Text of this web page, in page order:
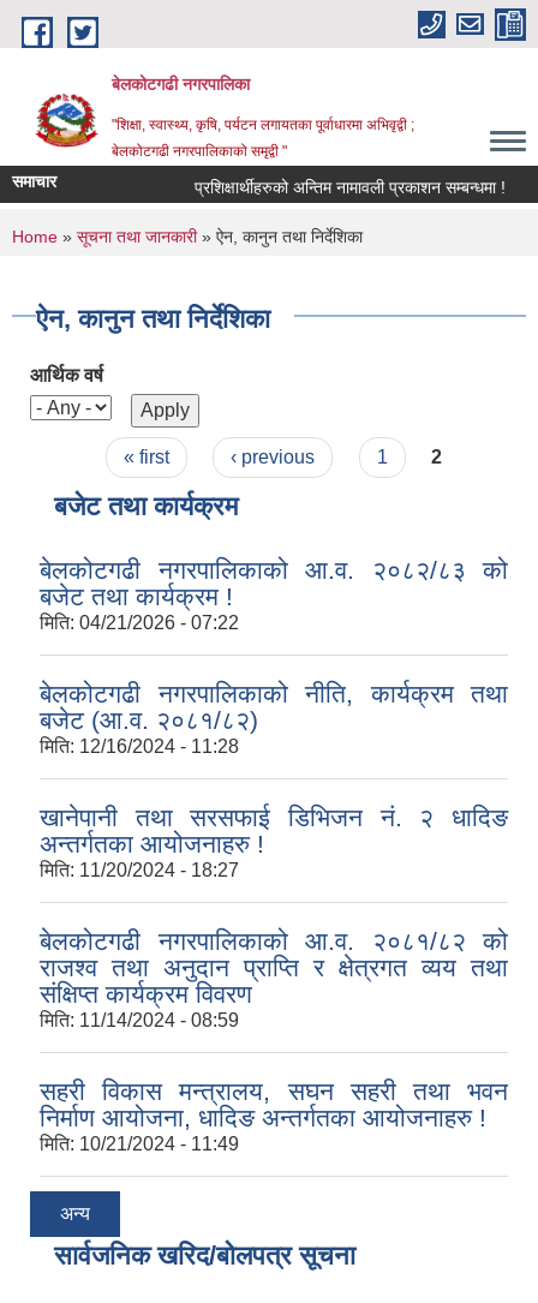
Skip to main content
बेलकोटगढी नगरपालिका
"शिक्षा, स्वास्थ्य, कृषि, पर्यटन लगायतका पूर्वाधारमा अभिवृद्वी ;
बेलकोटगढी नगरपालिकाको समृद्वी "
समाचार प्रशिक्षार्थीहरुको अन्तिम नामावली प्रकाशन सम्बन्धमा !
You are here
Home » सूचना तथा जानकारी» ऐन, कानुन तथा निर्देशिका
ऐन, कानुन तथा निर्देशिका
आर्थिक वर्ष
Pages« first ‹ previous 1 2
बजेट तथा कार्यक्रम
बेलकोटगढी नगरपालिकाको आ.व. २०८२/८३ को
बजेट तथा कार्यक्रम !
मिति: 04/21/2026 - 07:22
बेलकोटगढी नगरपालिकाको नीति, कार्यक्रम तथा
बजेट (आ.व. २०८१/८२)
मिति: 12/16/2024 - 11:28
खानेपानी तथा सरसफाई डिभिजन नं. २ धादिङ
अन्तर्गतका आयोजनाहरु !
मिति: 11/20/2024 - 18:27
बेलकोटगढी नगरपालिकाको आ.व. २०८१/८२ को
राजश्व तथा अनुदान प्राप्ति र क्षेत्रगत व्यय तथा
संक्षिप्त कार्यक्रम विवरण
मिति: 11/14/2024 - 08:59
सहरी विकास मन्त्रालय, सघन सहरी तथा भवन
निर्माण आयोजना, धादिङ अन्तर्गतका आयोजनाहरु !
मिति: 10/21/2024 - 11:49
अन्य
सार्वजनिक खरिद/बोलपत्र सूचना